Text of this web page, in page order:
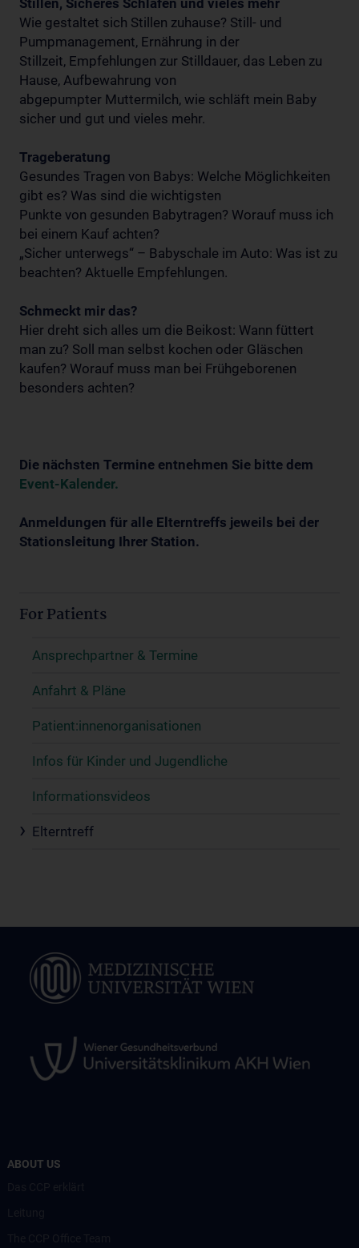
Wie gestaltet sich Stillen zuhause? Still- und
Pumpmanagement, Ernährung in der
Stillzeit, Empfehlungen zur Stilldauer, das Leben zu
Hause, Aufbewahrung von
abgepumpter Muttermilch, wie schläft mein Baby
sicher und gut und vieles mehr.
Trageberatung
Gesundes Tragen von Babys: Welche Möglichkeiten
gibt es? Was sind die wichtigsten
Punkte von gesunden Babytragen? Worauf muss ich
bei einem Kauf achten?
„Sicher unterwegs“ – Babyschale im Auto: Was ist zu
beachten? Aktuelle Empfehlungen.
Schmeckt mir das?
Hier dreht sich alles um die Beikost: Wann füttert
man zu? Soll man selbst kochen oder Gläschen
kaufen? Worauf muss man bei Frühgeborenen
besonders achten?
Die nächsten Termine entnehmen Sie bitte dem
Event-Kalender.
Anmeldungen für alle Elterntreffs jeweils bei der
Stationsleitung Ihrer Station.
For Patients
Ansprechpartner & Termine
Anfahrt & Pläne
Patient:innenorganisationen
Infos für Kinder und Jugendliche
Informationsvideos
Elterntreff
ABOUT US